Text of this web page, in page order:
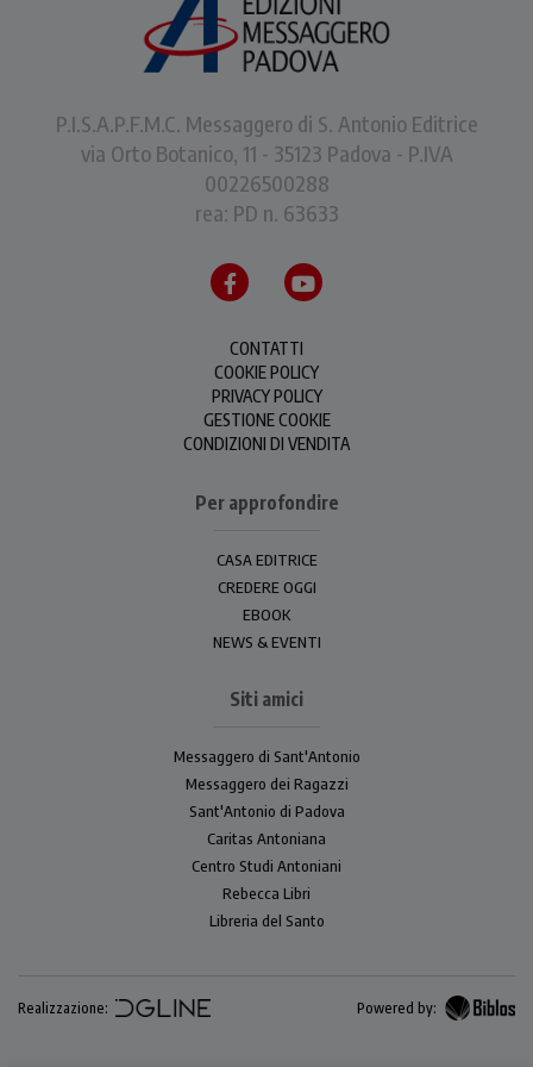
P.I.S.A.P.F.M.C. Messaggero di S. Antonio Editrice
via Orto Botanico, 11 - 35123 Padova - P.IVA
00226500288
rea: PD n. 63633
CONTATTI
COOKIE POLICY
PRIVACY POLICY
GESTIONE COOKIE
CONDIZIONI DI VENDITA
Per approfondire
CASA EDITRICE
CREDERE OGGI
EBOOK
NEWS & EVENTI
Siti amici
Messaggero di Sant'Antonio
Messaggero dei Ragazzi
Sant'Antonio di Padova
Caritas Antoniana
Centro Studi Antoniani
Rebecca Libri
Libreria del Santo
Realizzazione: Powered by: